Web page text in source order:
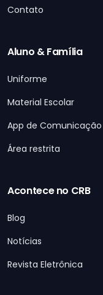
Contato
Aluno & Família
Uniforme
Material Escolar
App de Comunicação
Área restrita
Acontece no CRB
Blog
Notícias
Revista Eletrônica